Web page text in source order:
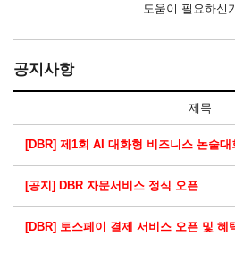
도움이 필요하신
공지사항
제목
[DBR] 제1회 AI 대화형 비즈니스 논술
[공지] DBR 자문서비스 정식 오픈
[DBR] 토스페이 결제 서비스 오픈 및 혜